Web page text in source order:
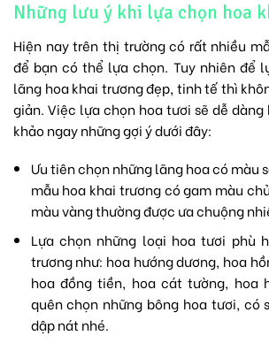
Những lưu ý khi lựa chọn hoa
Hiện nay trên thị trường có rất nhiều
để bạn có thể lựa chọn. Tuy nhiên để
lãng hoa khai trương đẹp, tinh tế thì
giản. Việc lựa chọn hoa tươi sẽ dễ
khảo ngay những gợi ý dưới đây:
Ưu tiên chọn những lãng hoa có màu
mẫu hoa khai trương có gam màu
màu vàng thường được ưa chuộng
Lựa chọn những loại hoa tươi phù
trương như: hoa hướng dương, hoa
hoa đồng tiền, hoa cát tường, hoa
quên chọn những bông hoa tươi, có
dập nát nhé.